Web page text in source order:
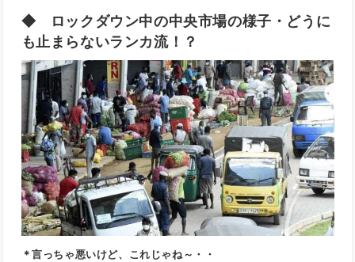
◆ ロックダウン中の中央市場の様子・どうに
も止まらないランカ流！？
＊言っちゃ悪いけど、これじゃね～・・